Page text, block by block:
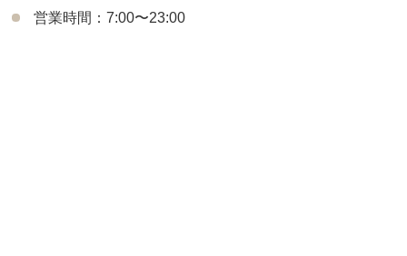
営業時間：7:00〜23:00